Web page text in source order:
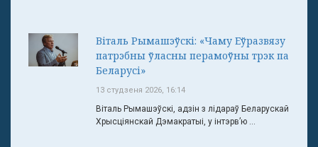
Віталь Рымашэўскі: «Чаму Еўразвязу
патрэбны ўласны перамоўны трэк па
Беларусі»
13 студзеня 2026, 16:14
Віталь Рымашэўскі, адзін з лідараў Беларускай
Хрысціянскай Дэмакратыі, у інтэрв’ю ...